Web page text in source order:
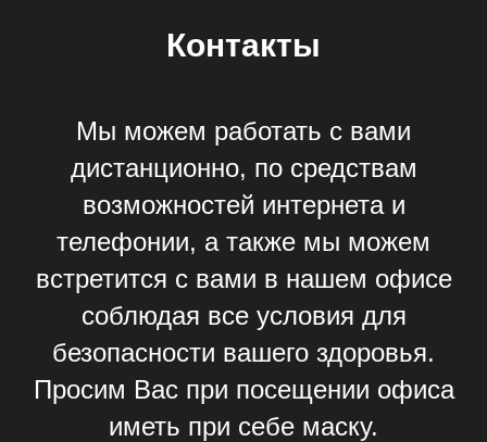
Контакты
Мы можем работать с вами
дистанционно, по средствам
возможностей интернета и
телефонии, а также мы можем
встретится с вами в нашем офисе
соблюдая все условия для
безопасности вашего здоровья.
Просим Вас при посещении офиса
иметь при себе маску.